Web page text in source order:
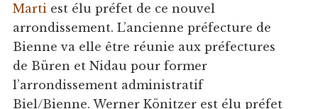
Marti est élu préfet de ce nouvel
arrondissement. L’ancienne préfecture de
Bienne va elle être réunie aux préfectures
de Büren et Nidau pour former
l’arrondissement administratif
Biel/Bienne. Werner Könitzer est élu préfet